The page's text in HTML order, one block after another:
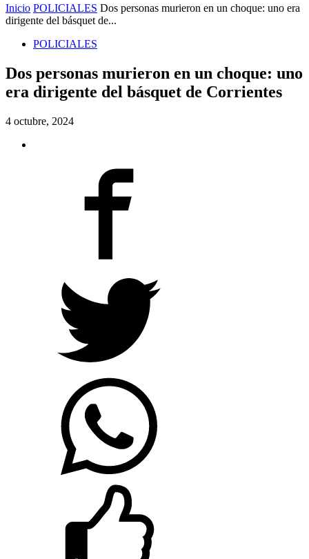
Inicio POLICIALES Dos personas murieron en un choque: uno era
dirigente del básquet de...
POLICIALES
Dos personas murieron en un choque: uno
era dirigente del básquet de Corrientes
4 octubre, 2024